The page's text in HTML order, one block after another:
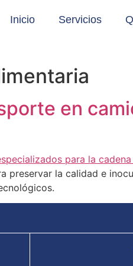
Inicio Servicios
en
preservar la calidad e